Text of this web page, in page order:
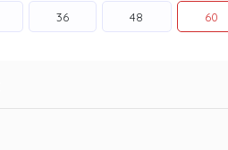
36 48 60